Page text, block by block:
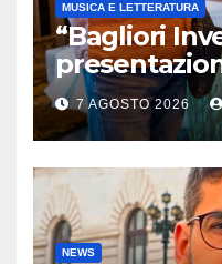
MUSICA E LETTERATURA
“Bagliori
2026 a
7 AGOSTO 2026
NEWS